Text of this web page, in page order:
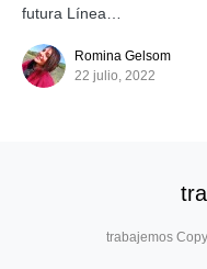
futura Línea…
Romina Gelsom
22 julio, 2022
trabajemos